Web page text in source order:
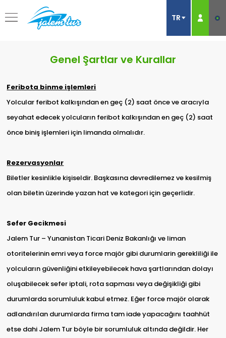
Genel Şartlar ve Kurallar
Feribota binme işlemleri
Yolcular feribot kalkışından en geç (2) saat önce ve aracıyla
seyahat edecek yolcuların feribot kalkışından en geç (2) saat
önce biniş işlemleri için limanda olmalıdır.
Rezervasyonlar
Biletler kesinlikle kişiseldir. Başkasına devredilemez ve kesilmiş
olan biletin üzerinde yazan hat ve kategori için geçerlidir.
Sefer Gecikmesi
Jalem Tur – Yunanistan Ticari Deniz Bakanlığı ve liman
otoritelerinin emri veya force majör gibi durumlarin gerekliliği ile
yolcuların güvenliğini etkileyebilecek hava şartlarından dolayı
oluşabilecek sefer iptali, rota sapması veya değişikliği gibi
durumlarda sorumluluk kabul etmez. Eğer force majör olarak
adlandırılan durumlarda firma tam iade yapacağını taahhüt
etse dahi Jalem Tur böyle bir sorumluluk altında değildir. Her